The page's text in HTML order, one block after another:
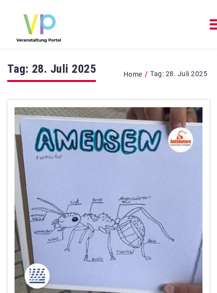
Tag: 28. Juli 2025 Home / Tag: 28. Juli 2025